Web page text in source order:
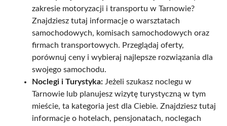
zakresie motoryzacji i transportu w Tarnowie?
Znajdziesz tutaj informacje o warsztatach
samochodowych, komisach samochodowych oraz
firmach transportowych. Przeglądaj oferty,
porównuj ceny i wybieraj najlepsze rozwiązania dla
swojego samochodu.
Noclegi i Turystyka: Jeżeli szukasz noclegu w
Tarnowie lub planujesz wizytę turystyczną w tym
mieście, ta kategoria jest dla Ciebie. Znajdziesz tutaj
informacje o hotelach, pensjonatach, noclegach